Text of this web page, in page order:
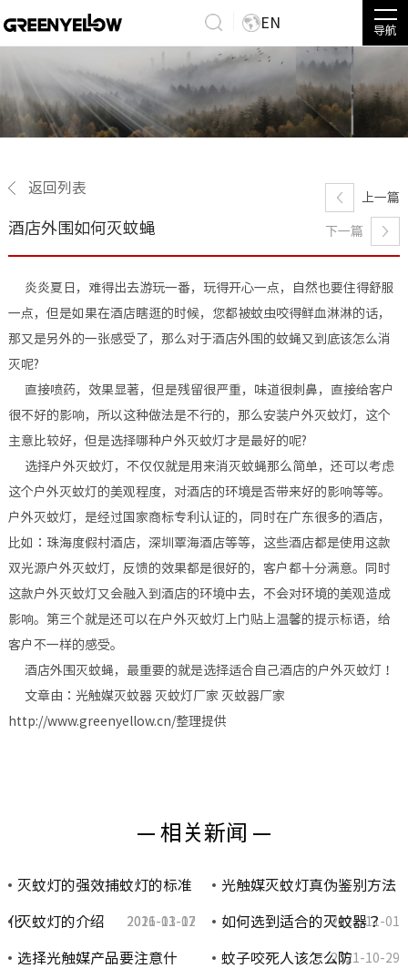
EN
导航
返回列表
酒店外围如何灭蚊蝇
上一篇
下一篇
炎炎夏日，难得出去游玩一番，玩得开心一点，自然也要住得舒服
一点，但是如果在酒店瞎逛的时候，您都被蚊虫咬得鲜血淋淋的话，
那又是另外的一张感受了，那么对于酒店外围的蚊蝇又到底该怎么消
灭呢?
直接喷药，效果显著，但是残留很严重，味道很刺鼻，直接给客户
很不好的影响，所以这种做法是不行的，那么安装户外灭蚊灯，这个
主意比较好，但是选择哪种户外灭蚊灯才是最好的呢?
选择户外灭蚊灯，不仅仅就是用来消灭蚊蝇那么简单，还可以考虑
这个户外灭蚊灯的美观程度，对酒店的环境是否带来好的影响等等。
户外灭蚊灯，是经过国家商标专利认证的，同时在广东很多的酒店，
比如：珠海度假村酒店，深圳覃海酒店等等，这些酒店都是使用这款
双光源户外灭蚊灯，反馈的效果都是很好的，客户都十分满意。同时
这款户外灭蚊灯又会融入到酒店的环境中去，不会对环境的美观造成
影响。第三个就是还可以在户外灭蚊灯上门贴上温馨的提示标语，给
客户不一样的感受。
酒店外围灭蚊蝇，最重要的就是选择适合自己酒店的户外灭蚊灯！
文章由：光触媒灭蚊器 灭蚊灯厂家 灭蚊器厂家
http://www.greenyellow.cn/整理提供
— 相关新闻 —
灭蚊灯的强效捕蚊灯的标准
化 2021-11-02
光触媒灭蚊灯真伪鉴别方法
2021-11-01
灭蚊灯的介绍 2016-03-17 如何选到适合的灭蚊器？
2021-10-29
选择光触媒产品要注意什 蚊子咬死人该怎么防